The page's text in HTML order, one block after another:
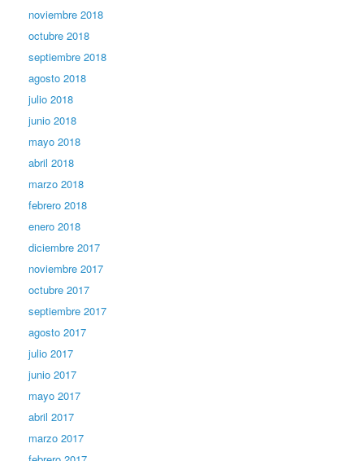
noviembre 2018
octubre 2018
septiembre 2018
agosto 2018
julio 2018
junio 2018
mayo 2018
abril 2018
marzo 2018
febrero 2018
enero 2018
diciembre 2017
noviembre 2017
octubre 2017
septiembre 2017
agosto 2017
julio 2017
junio 2017
mayo 2017
abril 2017
marzo 2017